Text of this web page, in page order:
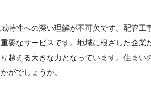
特性への深い理解が不可欠です。配管工
要なサービスです。地域に根ざした企業
越える大きな力となっています。住まい
がでしょうか。